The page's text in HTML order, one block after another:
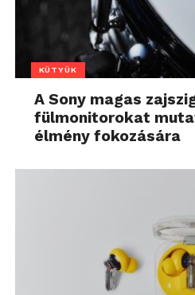
KÜTYÜK
A Sony magas
fülmonitorokat
élmény fokozására